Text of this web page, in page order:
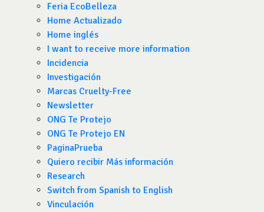
Feria EcoBelleza
Home Actualizado
Home inglés
I want to receive more information
Incidencia
Investigación
Marcas Cruelty-Free
Newsletter
ONG Te Protejo
ONG Te Protejo EN
PaginaPrueba
Quiero recibir Más información
Research
Switch from Spanish to English
Vinculación